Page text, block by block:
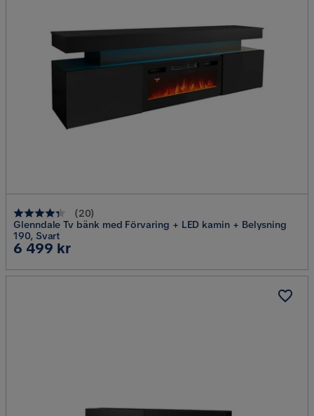
(20)
Glenndale Tv bänk med Förvaring + LED kamin + Belysning
190, Svart
Pris
6 499 kr